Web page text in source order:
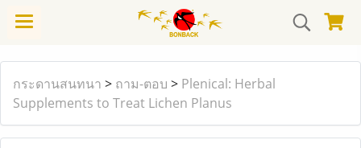
กระดานสนทนา > ถาม-ตอบ > Plenical: Herbal
Supplements to Treat Lichen Planus